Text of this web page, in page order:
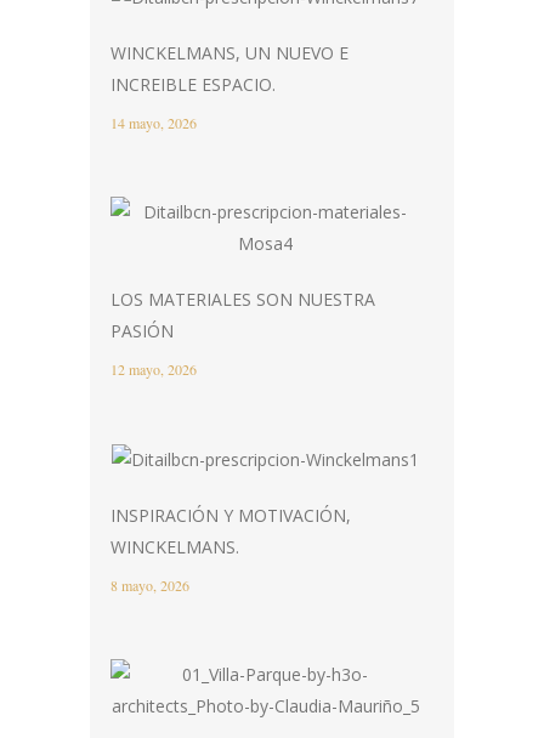
WINCKELMANS, UN NUEVO E
INCREIBLE ESPACIO.
14 mayo, 2026
LOS MATERIALES SON NUESTRA
PASIÓN
12 mayo, 2026
INSPIRACIÓN Y MOTIVACIÓN,
WINCKELMANS.
8 mayo, 2026